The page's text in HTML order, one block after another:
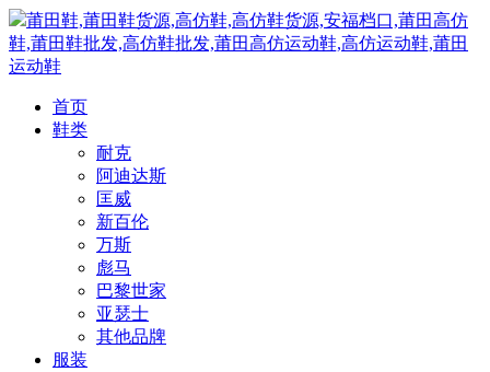
莆田鞋,莆田鞋货源,高仿鞋,高仿鞋货源,安福档口,莆田高仿
鞋,莆田鞋批发,高仿鞋批发,莆田高仿运动鞋,高仿运动鞋,莆田
运动鞋
首页
鞋类
耐克
阿迪达斯
匡威
新百伦
万斯
彪马
巴黎世家
亚瑟士
其他品牌
服装